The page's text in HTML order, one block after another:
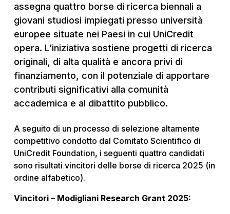
assegna quattro borse di ricerca biennali a
giovani studiosi impiegati presso università
europee situate nei Paesi in cui UniCredit
opera. L’iniziativa sostiene progetti di ricerca
originali, di alta qualità e ancora privi di
finanziamento, con il potenziale di apportare
contributi significativi alla comunità
accademica e al dibattito pubblico.
A seguito di un processo di selezione altamente
competitivo condotto dal Comitato Scientifico di
UniCredit Foundation, i seguenti quattro candidati
sono risultati vincitori delle borse di ricerca 2025 (in
ordine alfabetico).
Vincitori – Modigliani Research Grant 2025: